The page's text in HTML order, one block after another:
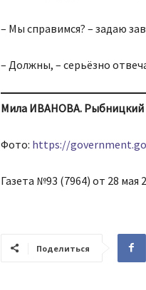
– Мы справимся? – задаю
– Должны, – серьёзно
Мила ИВАНОВА. Рыбницкий
Фото: https://
Газета №93 (7964) от 28 мая
Поделиться